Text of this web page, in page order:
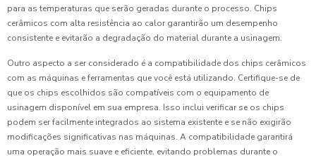
para as temperaturas que serão geradas durante o processo. Chips
cerâmicos com alta resistência ao calor garantirão um desempenho
consistente e evitarão a degradação do material durante a usinagem.
Outro aspecto a ser considerado é a compatibilidade dos chips cerâmicos
com as máquinas e ferramentas que você está utilizando. Certifique-se de
que os chips escolhidos são compatíveis com o equipamento de
usinagem disponível em sua empresa. Isso inclui verificar se os chips
podem ser facilmente integrados ao sistema existente e se não exigirão
modificações significativas nas máquinas. A compatibilidade garantirá
uma operação mais suave e eficiente, evitando problemas durante o